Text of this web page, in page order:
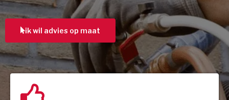
ik wil advies op maat